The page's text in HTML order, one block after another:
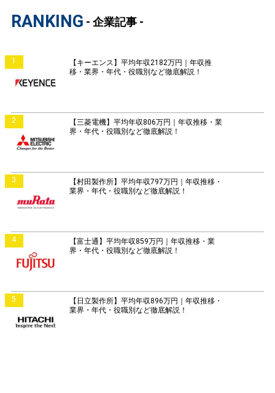
RANKING - 企業記事 -
1
【キーエンス】平均年収2182万円｜年収推
移・業界・年代・役職別など徹底解説！
2
【三菱電機】平均年収806万円｜年収推移・業
界・年代・役職別など徹底解説！
3
【村田製作所】平均年収797万円｜年収推移・
業界・年代・役職別など徹底解説！
4
【富士通】平均年収859万円｜年収推移・業
界・年代・役職別など徹底解説！
5
【日立製作所】平均年収896万円｜年収推移・
業界・年代・役職別など徹底解説！